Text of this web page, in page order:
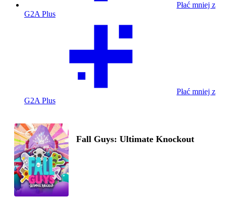
Płać mniej z
G2A Plus
Płać mniej z
G2A Plus
Fall Guys: Ultimate Knockout